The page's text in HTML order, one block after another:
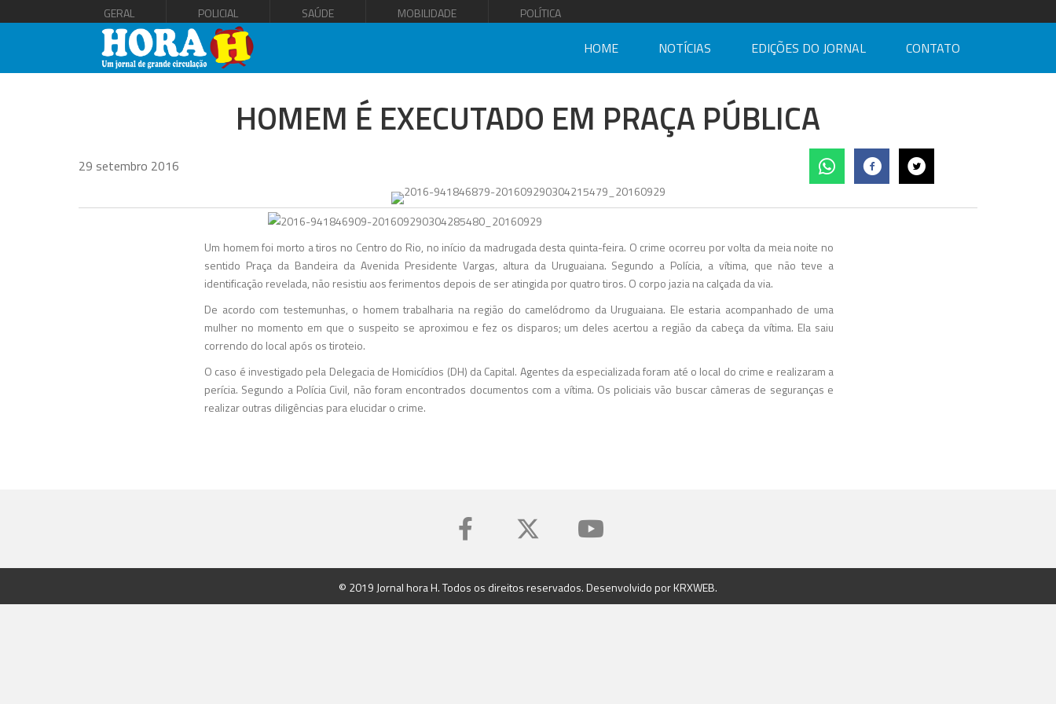
GERAL POLICIAL SAÚDE MOBILIDADE POLÍTICA
HOME NOTÍCIAS EDIÇÕES DO JORNAL CONTATO
HOMEM É EXECUTADO EM PRAÇA PÚBLICA
29 setembro 2016
Um homem foi morto a tiros no Centro do Rio, no início da madrugada desta quinta-feira. O crime ocorreu por volta da meia noite no
sentido Praça da Bandeira da Avenida Presidente Vargas, altura da Uruguaiana. Segundo a Polícia, a vítima, que não teve a
identificação revelada, não resistiu aos ferimentos depois de ser atingida por quatro tiros. O corpo jazia na calçada da via.
De acordo com testemunhas, o homem trabalharia na região do camelódromo da Uruguaiana. Ele estaria acompanhado de uma
mulher no momento em que o suspeito se aproximou e fez os disparos; um deles acertou a região da cabeça da vítima. Ela saiu
correndo do local após os tiroteio.
O caso é investigado pela Delegacia de Homicídios (DH) da Capital. Agentes da especializada foram até o local do crime e realizaram a
perícia. Segundo a Polícia Civil, não foram encontrados documentos com a vítima. Os policiais vão buscar câmeras de seguranças e
realizar outras diligências para elucidar o crime.
© 2019 Jornal hora H. Todos os direitos reservados. Desenvolvido porKRXWEB.